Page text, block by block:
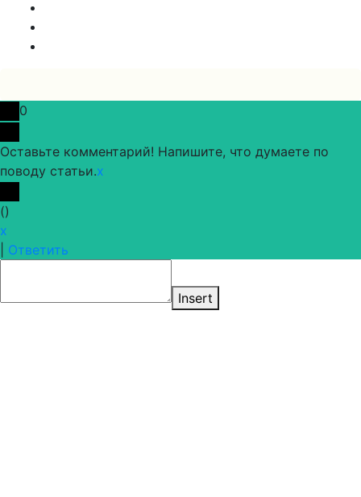
0
Оставьте комментарий! Напишите, что думаете по
поводу статьи.x
()
x
Ответить
Insert